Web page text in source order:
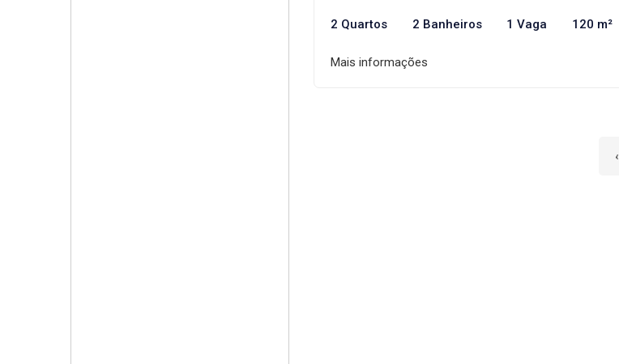
2 Quartos 2 Banheiros 1 Vaga 120 m²
Mais informações
‹